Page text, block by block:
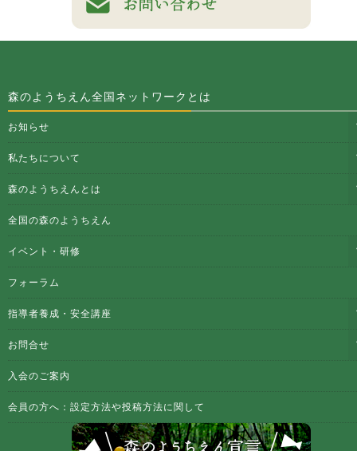
森のようちえん全国ネットワークとは
お知らせ
私たちについて
森のようちえんとは
全国の森のようちえん
イベント・研修
フォーラム
指導者養成・安全講座
お問合せ
入会のご案内
会員の方へ：設定方法や投稿方法に関して